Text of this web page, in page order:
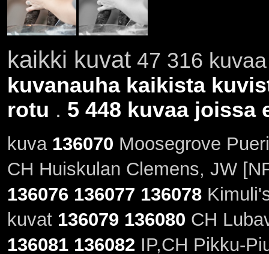
kaikki kuvat47 316
kuvanauha kaikista
rotu . 5 448 kuvaa joissa
kuva 136070 Moosegrove
CH Huiskulan Clemens, JW
136076 136077 136078
kuvat 136079 136080 CH
136081 136082 IP,CH Pikku-